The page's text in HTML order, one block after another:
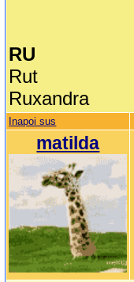
RU
Rut
Ruxandra
Inapoi sus
matilda